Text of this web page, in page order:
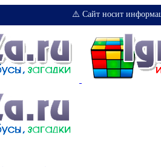
⚠️ Сайт носит